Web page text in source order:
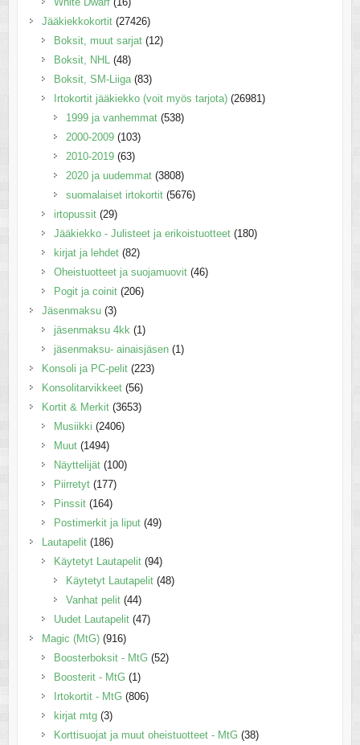
Jääkiekkokortit (27426)
Boksit, muut sarjat (12)
Boksit, NHL (48)
Boksit, SM-Liiga (83)
Irtokortit jääkiekko (voit myös tarjota) (26981)
1999 ja vanhemmat (538)
2000-2009 (103)
2010-2019 (63)
2020 ja uudemmat (3808)
suomalaiset irtokortit (5676)
irtopussit (29)
Jääkiekko - Julisteet ja erikoistuotteet (180)
kirjat ja lehdet (82)
Oheistuotteet ja suojamuovit (46)
Pogit ja coinit (206)
Jäsenmaksu (3)
jäsenmaksu 4kk (1)
jäsenmaksu- ainaisjäsen (1)
Konsoli ja PC-pelit (223)
Konsolitarvikkeet (56)
Kortit & Merkit (3653)
Musiikki (2406)
Muut (1494)
Näyttelijät (100)
Piirretyt (177)
Pinssit (164)
Postimerkit ja liput (49)
Lautapelit (186)
Käytetyt Lautapelit (94)
Käytetyt Lautapelit (48)
Vanhat pelit (44)
Uudet Lautapelit (47)
Magic (MtG) (916)
Boosterboksit - MtG (52)
Boosterit - MtG (1)
Irtokortit - MtG (806)
kirjat mtg (3)
Korttisuojat ja muut oheistuotteet - MtG (38)